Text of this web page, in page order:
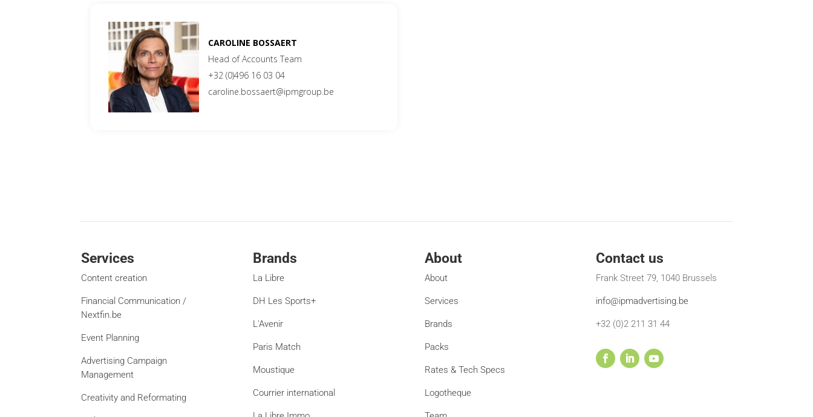
CAROLINE BOSSAERT
Head of Accounts Team
+32 (0)496 16 03 04
caroline.bossaert@ipmgroup.be
Services
Content creation
Financial Communication /
Nextfin.be
Event Planning
Advertising Campaign
Management
Creativity and Reformating
Brands
La Libre
DH Les Sports+
L'Avenir
Paris Match
Moustique
Courrier international
About
About
Services
Brands
Packs
Rates & Tech Specs
Logotheque
Contact us
Frank Street 79, 1040 Brussels
info@ipmadvertising.be
+32 (0)2 211 31 44